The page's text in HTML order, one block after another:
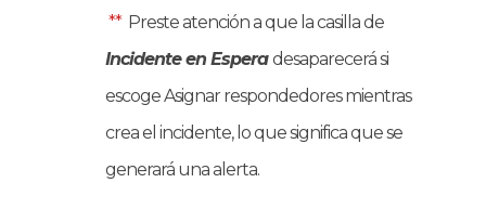
** Preste atención a que la casilla de
Incidente en Esperadesaparecerá si
escoge Asignar respondedores mientras
crea el incidente, lo que significa que se
generará una alerta.